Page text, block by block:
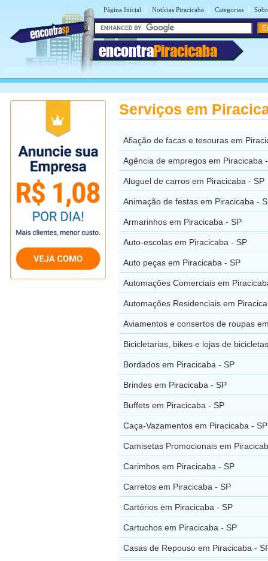
Página Inicial | Notícias Piracicaba | Categorias |
encontraPiracicaba
Serviços em
Afiação de facas e tesouras em
Agência de empregos em Piracicaba
Aluguel de carros em Piracicaba - SP
Animação de festas em Piracicaba -
Armarinhos em Piracicaba - SP
Auto-escolas em Piracicaba - SP
Auto peças em Piracicaba - SP
Automações Comerciais em
Automações Residenciais em
Aviamentos e consertos de roupas
Bicicletarias, bikes e lojas de
Bordados em Piracicaba - SP
Brindes em Piracicaba - SP
Buffets em Piracicaba - SP
Caça-Vazamentos em Piracicaba - SP
Camisetas Promocionais em
Carimbos em Piracicaba - SP
Carretos em Piracicaba - SP
Cartórios em Piracicaba - SP
Cartuchos em Piracicaba - SP
Casas de Repouso em Piracicaba -